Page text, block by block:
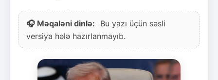
🎧 Məqaləni dinlə:
Bu yazı üçün səsli
versiya hələ hazırlanmayıb.